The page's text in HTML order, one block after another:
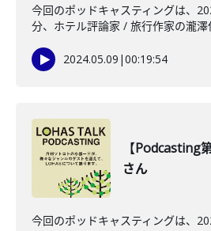
今回のポッドキャスティングは、
分、ホテル評論家 / 旅行作家の瀧澤
2024.05.09 |00:19:54
【Podcasting
さん
今回のポッドキャスティングは、